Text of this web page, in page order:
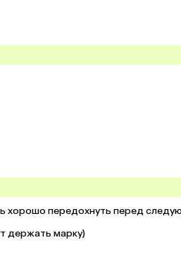
хорошо передохнуть перед
держать марку)